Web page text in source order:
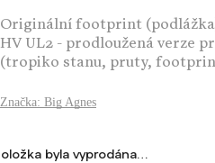
Originální footprint
HV UL2 - prodloužená verze
(tropiko stanu, pruty,
Značka: Big Agnes
byla vyprodána…